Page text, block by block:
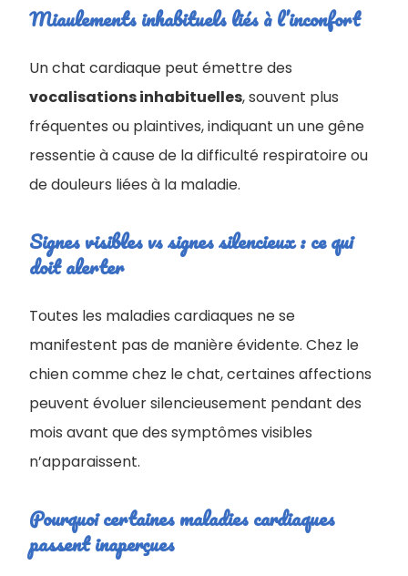
Miaulements inhabituels liés à l’inconfort
Un chat cardiaque peut émettre des
vocalisations inhabituelles, souvent plus
fréquentes ou plaintives, indiquant un une gêne
ressentie à cause de la difficulté respiratoire ou
de douleurs liées à la maladie.
Signes visibles vs signes silencieux : ce qui
doit alerter
Toutes les maladies cardiaques ne se
manifestent pas de manière évidente. Chez le
chien comme chez le chat, certaines affections
peuvent évoluer silencieusement pendant des
mois avant que des symptômes visibles
n’apparaissent.
Pourquoi certaines maladies cardiaques
passent inaperçues